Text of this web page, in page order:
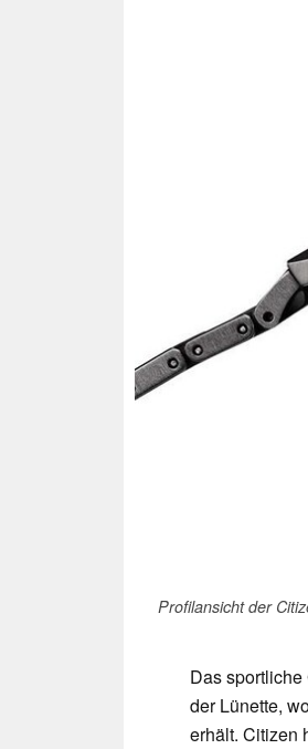
Profilansicht der
Das
der Lünette,
erhält. Citizen